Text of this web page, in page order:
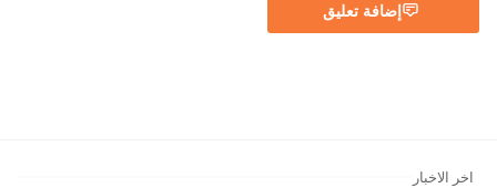
إضافة تعليق
اخر الاخبار